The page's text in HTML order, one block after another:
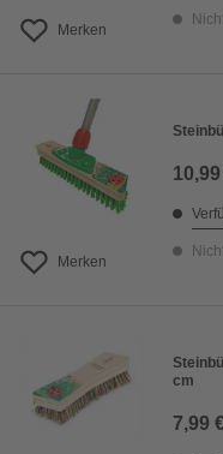
Merken
Merken
cm
7,99